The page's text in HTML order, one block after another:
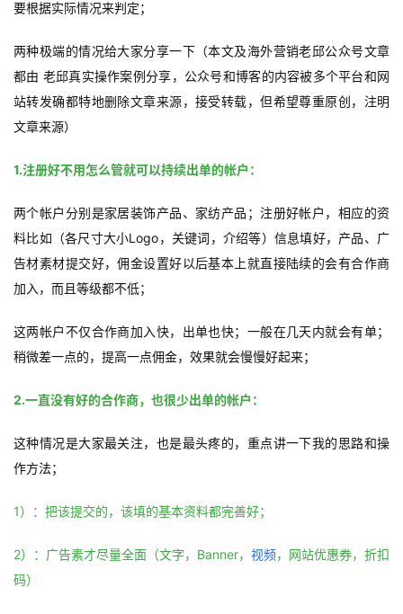
要根据实际情况来判定；
两种极端的情况给大家分享一下（本文及海外营销老邱公众号文章
都由 老邱真实操作案例分享，公众号和博客的内容被多个平台和网
站转发确都特地删除文章来源，接受转载，但希望尊重原创，注明
文章来源）
1.注册好不用怎么管就可以持续出单的帐户：
两个帐户分别是家居装饰产品、家纺产品；注册好帐户，相应的资
料比如（各尺寸大小Logo，关键词，介绍等）信息填好，产品、广
告材素材提交好，佣金设置好以后基本上就直接陆续的会有合作商
加入，而且等级都不低；
这两帐户不仅合作商加入快，出单也快；一般在几天内就会有单；
稍微差一点的，提高一点佣金，效果就会慢慢好起来；
2.一直没有好的合作商，也很少出单的帐户：
这种情况是大家最关注，也是最头疼的，重点讲一下我的思路和操
作方法；
1）：把该提交的，该填的基本资料都完善好；
2）：广告素才尽量全面（文字，Banner， 视频，网站优惠券，折扣
码）